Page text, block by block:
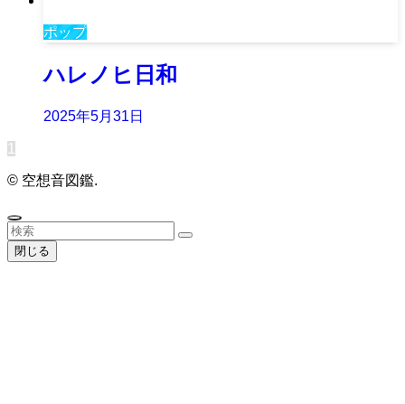
ポップ
ハレノヒ日和
2025年5月31日
1
© 空想音図鑑.
閉じる